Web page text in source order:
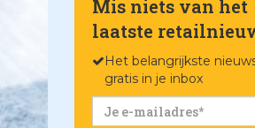
Mis niets van het
laatste
Het belangrijkste
gratis in je inbox